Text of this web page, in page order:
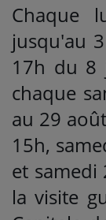
Chaque
jusqu'au
17h du 8
chaque
au 29
15h,
et samedi
la visite